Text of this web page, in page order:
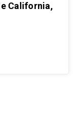
California,